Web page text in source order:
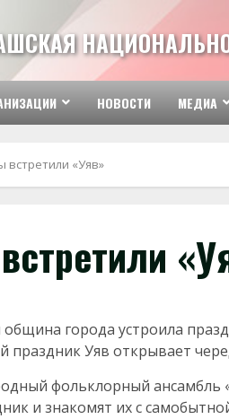
НОВОСТИ МЕДИА
встретили «Уяв»
города устроила
праздник Уяв открывает
фольклорный ансамбль
и знакомят их с